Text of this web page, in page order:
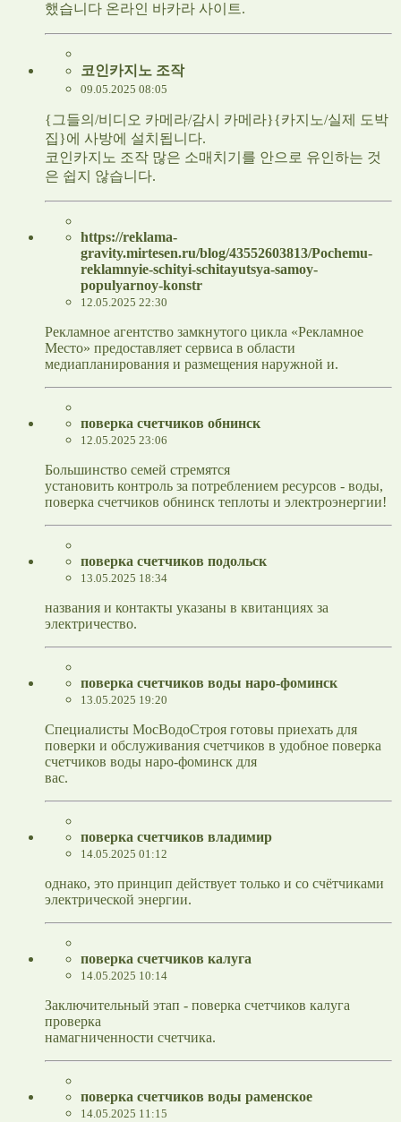
했습니다 온라인 바카라 사이트.
코인카지노 조작
09.05.2025 08:05
{그들의/비디오 카메라/감시 카메라}{카지노/실제 도박
집}에 사방에 설치됩니다.
코인카지노 조작 많은 소매치기를 안으로 유인하는 것
은 쉽지 않습니다.
https://reklama-
gravity.mirtesen.ru/blog/43552603813/Pochemu-
reklamnyie-schityi-schitayutsya-samoy-
populyarnoy-konstr
12.05.2025 22:30
Рекламное агентство замкнутого цикла «Рекламное
Место» предоставляет сервиса в области
медиапланирования и размещения наружной и.
поверка счетчиков обнинск
12.05.2025 23:06
Большинство семей стремятся
установить контроль за потреблением ресурсов - воды,
поверка счетчиков обнинск теплоты и электроэнергии!
поверка счетчиков подольск
13.05.2025 18:34
названия и контакты указаны в квитанциях за
электричество.
поверка счетчиков воды наро-фоминск
13.05.2025 19:20
Специалисты МосВодоСтроя готовы приехать для
поверки и обслуживания счетчиков в удобное поверка
счетчиков воды наро-фоминск для
вас.
поверка счетчиков владимир
14.05.2025 01:12
однако, это принцип действует только и со счётчиками
электрической энергии.
поверка счетчиков калуга
14.05.2025 10:14
Заключительный этап - поверка счетчиков калуга
проверка
намагниченности счетчика.
поверка счетчиков воды раменское
14.05.2025 11:15